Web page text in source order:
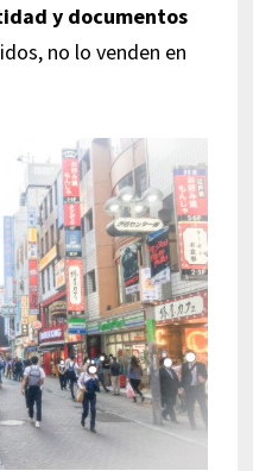
y documentos
no lo venden en